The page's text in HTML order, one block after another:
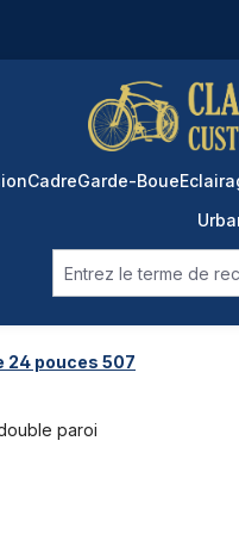
CadreGarde-Boue
24 pouces 507